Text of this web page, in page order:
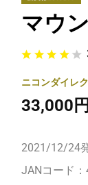
マウ
ニコンダイレ
33,000円
2021/12/24
JANコード：